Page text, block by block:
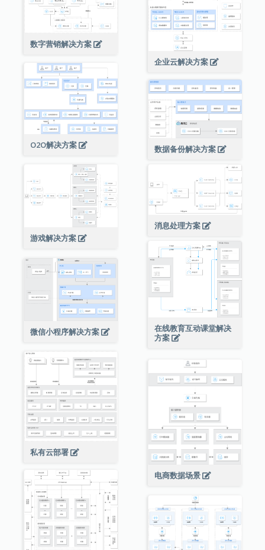
数字营销解决方案
企业云解决方案
O2O解决方案 数据备份解决方案
游戏解决方案
消息处理方案
在线教育互动课堂解决
方案
微信小程序解决方案
私有云部署
电商数据场景